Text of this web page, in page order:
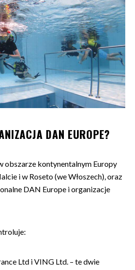
DAN EUROPE?
obszarze kontynentalnym Europy
i w Roseto (we Włoszech), oraz
DAN Europe i organizacje
Ltd i VING Ltd. – te dwie